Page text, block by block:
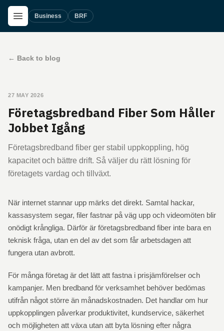
Skip to main content
Open Menu
Business BRF
← Back to blog
27 MAY 2026
Företagsbredband Fiber Som Håller
Jobbet Igång
Företagsbredband fiber ger stabil uppkoppling, hög
kapacitet och bättre drift. Så väljer du rätt lösning för
företagets vardag och tillväxt.
När internet stannar upp märks det direkt. Samtal hackar,
kassasystem segar, filer fastnar på väg upp och videomöten blir
onödigt krångliga. Därför är företagsbredband fiber inte bara en
teknisk fråga, utan en del av det som får arbetsdagen att
fungera utan avbrott.
För många företag är det lätt att fastna i prisjämförelser och
kampanjer. Men bredband för verksamhet behöver bedömas
utifrån något större än månadskostnaden. Det handlar om hur
uppkopplingen påverkar produktivitet, kundservice, säkerhet
och möjligheten att växa utan att byta lösning efter några